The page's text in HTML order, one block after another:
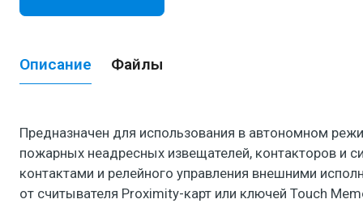
Описание Файлы
Предназначен для использования в автономном
пожарных неадресных извещателей, контакторов и
контактами и релейного управления внешними
от считывателя Proximity-карт или ключей Touch